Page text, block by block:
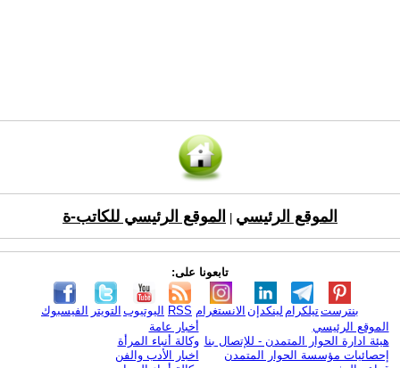
الموقع الرئيسي الموقع الرئيسي للكاتب-ة
تابعونا على:
الفيسبوك التويتر اليوتيوب RSS الانستغرام لينكدإن تيلكرامبنترست
الموقع الرئيسي
هيئة ادارة الحوار المتمدن - للإتصال بنا
إحصائيات مؤسسة الحوار المتمدن
أخبار عامة
وكالة أنباء المرأة
اخبار الأدب والفن